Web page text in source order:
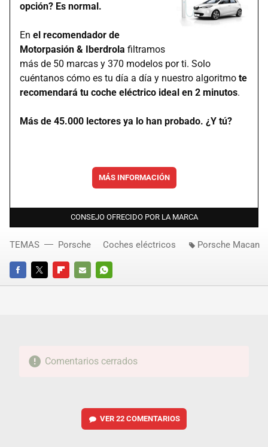
opción? Es normal.
En el recomendador de
Motorpasión & Iberdrola filtramos
más de 50 marcas y 370 modelos por ti. Solo
cuéntanos cómo es tu día a día y nuestro algoritmo te
recomendará tu coche eléctrico ideal en 2 minutos.
Más de 45.000 lectores ya lo han probado. ¿Y tú?
MÁS INFORMACIÓN
CONSEJO OFRECIDO POR LA MARCA
FACEBOOKTWITTERFLIPBOARD
E-
WHATSAPP
TEMAS Porsche Coches eléctricos Porsche Macan
Comentarios cerrados
VER 22 COMENTARIOS